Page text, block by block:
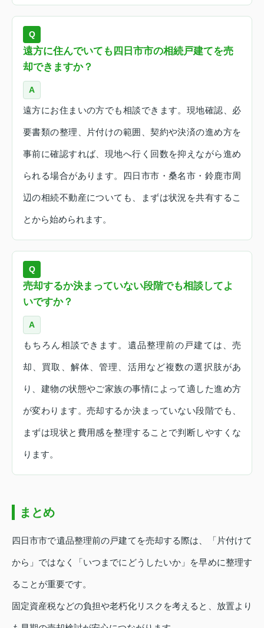
Q
遠方に住んでいても四日市市の相続戸建てを売
却できますか？
A
遠方にお住まいの方でも相談できます。現地確認、必
要書類の整理、片付けの範囲、契約や決済の進め方を
事前に確認すれば、現地へ行く回数を抑えながら進め
られる場合があります。四日市市・桑名市・鈴鹿市周
辺の相続不動産についても、まずは状況を共有するこ
とから始められます。
Q
売却するか決まっていない段階でも相談してよ
いですか？
A
もちろん相談できます。遺品整理前の戸建ては、売
却、買取、解体、管理、活用など複数の選択肢があ
り、建物の状態やご家族の事情によって適した進め方
が変わります。売却するか決まっていない段階でも、
まずは現状と費用感を整理することで判断しやすくな
ります。
まとめ
四日市市で遺品整理前の戸建てを売却する際は、「片付けて
から」ではなく「いつまでにどうしたいか」を早めに整理す
ることが重要です。
固定資産税などの負担や老朽化リスクを考えると、放置より